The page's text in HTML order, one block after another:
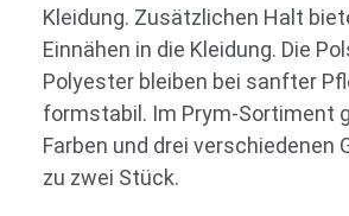
Kleidung. Zusätzlichen Halt
Einnähen in die Kleidung. Die
Polyester bleiben bei sanfter
formstabil. Im Prym-Sortiment
Farben und drei verschiedenen
zu zwei Stück.